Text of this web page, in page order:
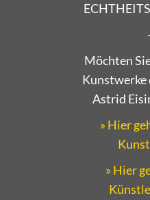
Möchten
Astrid
» Hier
» Hier